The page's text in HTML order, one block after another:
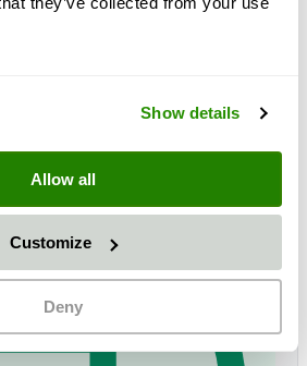
Show details
Allow all
Customize
Deny